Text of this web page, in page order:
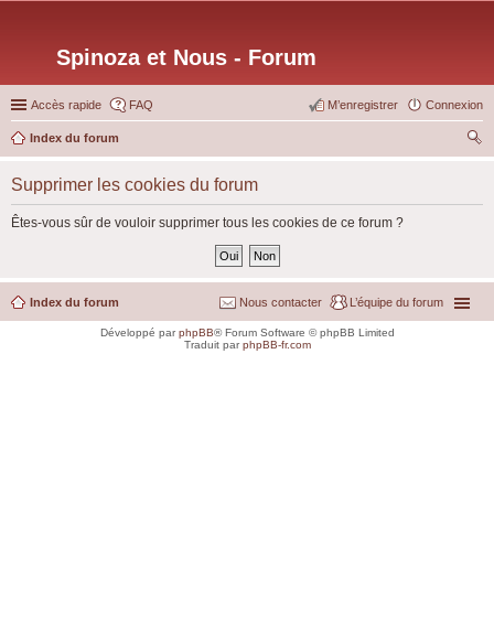
Spinoza et Nous - Forum
Accès rapide FAQ Connexion
M’enregistrer
Index du forum
Supprimer les cookies du forum
Êtes-vous sûr de vouloir supprimer tous les cookies de ce forum ?
Index du forum L’équipe du forum
Nous contacter
Développé parphpBB® Forum Software © phpBB Limited
Traduit parphpBB-fr.com